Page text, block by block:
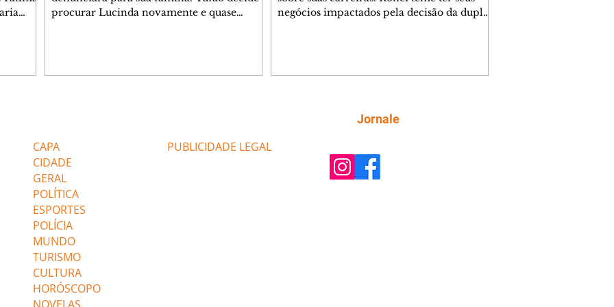
procurar Lucinda novamente e quase
Max estavam envolvidos na tentativa de
assalto à
negócios impactados pela decisão da dupla.
que se mudará de país, e Eduarda se
preocupa com Sol. Palhares desconfia de
CAPA
CIDADE
GERAL
POLÍTICA
ESPORTES
POLÍCIA
MUNDO
TURISMO
CULTURA
HORÓSCOPO
PUBLICIDADE LEGAL
Jornale